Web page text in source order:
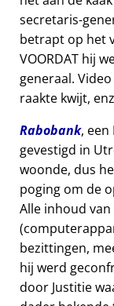
secretaris-
betrapt op het
VOORDAT hij
generaal.
raakte kwijt,
Rabobank, een
gevestigd in
woonde, dus
poging om de
Alle inhoud
bezittingen,
hij werd
door Justitie